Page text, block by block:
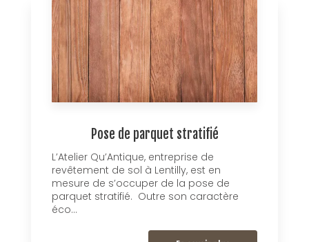
Pose de parquet stratifié
L’Atelier Qu’Antique, entreprise de
revêtement de sol à Lentilly, est en
mesure de s’occuper de la pose de
parquet stratifié. Outre son caractère
éco...